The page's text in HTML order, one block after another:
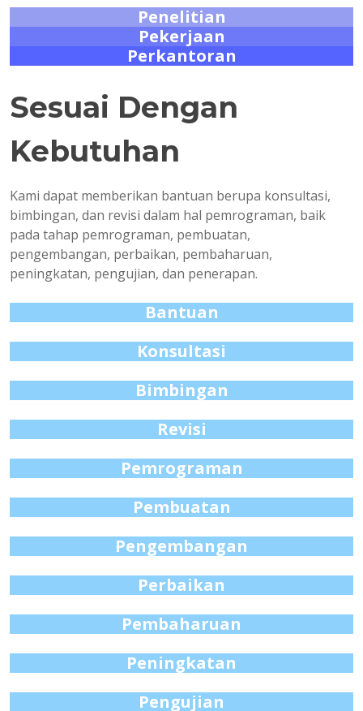
Penelitian
Pekerjaan
Perkantoran
Sesuai Dengan
Kebutuhan
Kami dapat memberikan bantuan berupa konsultasi,
bimbingan, dan revisi dalam hal pemrograman, baik
pada tahap pemrograman, pembuatan,
pengembangan, perbaikan, pembaharuan,
peningkatan, pengujian, dan penerapan.
Bantuan
Konsultasi
Bimbingan
Revisi
Pemrograman
Pembuatan
Pengembangan
Perbaikan
Pembaharuan
Peningkatan
Pengujian